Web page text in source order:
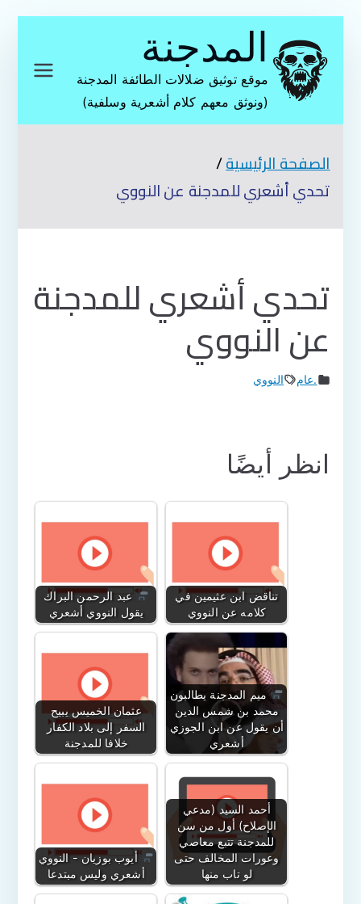
المحتوى
المدجنة
موقع توثيق ضلالات الطائفة المدجنة
(ونوثق معهم كلام أشعرية وسلفية)
الصفحة الرئيسية
تحدي أشعري للمدجنة عن النووي
تحدي أشعري للمدجنة
عن النووي
.عام النووي
انظر أيضًا
عبد الرحمن البراك
يقول النووي أشعري
تناقض ابن عثيمين في
كلامه عن النووي
عثمان الخميس يبيح
السفر إلى بلاد الكفار
خلافا للمدجنة
ميم المدجنة يطالبون
محمد بن شمس الدين
أن يقول عن ابن الجوزي
أشعري
أيوب بوزيان - النووي
أشعري وليس مبتدعا
أحمد السيد (مدعي
الإصلاح) أول من سن
للمدجنة تتبع معاصي
وعورات المخالف حتى
لو تاب منها